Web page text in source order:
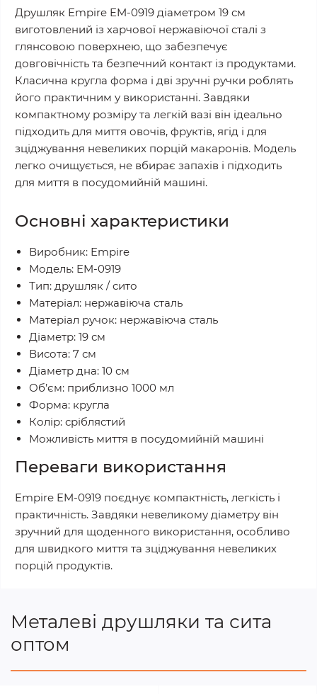
Друшляк Empire EM-0919 діаметром 19 см
виготовлений із харчової нержавіючої сталі з
глянсовою поверхнею, що забезпечує
довговічність та безпечний контакт із продуктами.
Класична кругла форма і дві зручні ручки роблять
його практичним у використанні. Завдяки
компактному розміру та легкій вазі він ідеально
підходить для миття овочів, фруктів, ягід і для
зціджування невеликих порцій макаронів. Модель
легко очищується, не вбирає запахів і підходить
для миття в посудомийній машині.
Основні характеристики
Виробник: Empire
Модель: EM-0919
Тип: друшляк / сито
Матеріал: нержавіюча сталь
Матеріал ручок: нержавіюча сталь
Діаметр: 19 см
Висота: 7 см
Діаметр дна: 10 см
Об’єм: приблизно 1000 мл
Форма: кругла
Колір: сріблястий
Можливість миття в посудомийній машині
Переваги використання
Empire EM-0919 поєднує компактність, легкість і
практичність. Завдяки невеликому діаметру він
зручний для щоденного використання, особливо
для швидкого миття та зціджування невеликих
порцій продуктів.
Металеві друшляки та сита
оптом